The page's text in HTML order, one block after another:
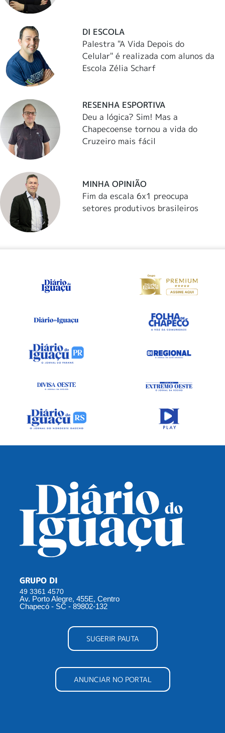
DI ESCOLA
Palestra "A Vida Depois do
Celular" é realizada com alunos da
Escola Zélia Scharf
RESENHA ESPORTIVA
Deu a lógica? Sim! Mas a
Chapecoense tornou a vida do
Cruzeiro mais fácil
MINHA OPINIÃO
Fim da escala 6x1 preocupa
setores produtivos brasileiros
GRUPO DI
49 3361 4570
Av. Porto Alegre, 455E, Centro
Chapecó - SC - 89802-132
SUGERIR PAUTA
ANUNCIAR NO PORTAL